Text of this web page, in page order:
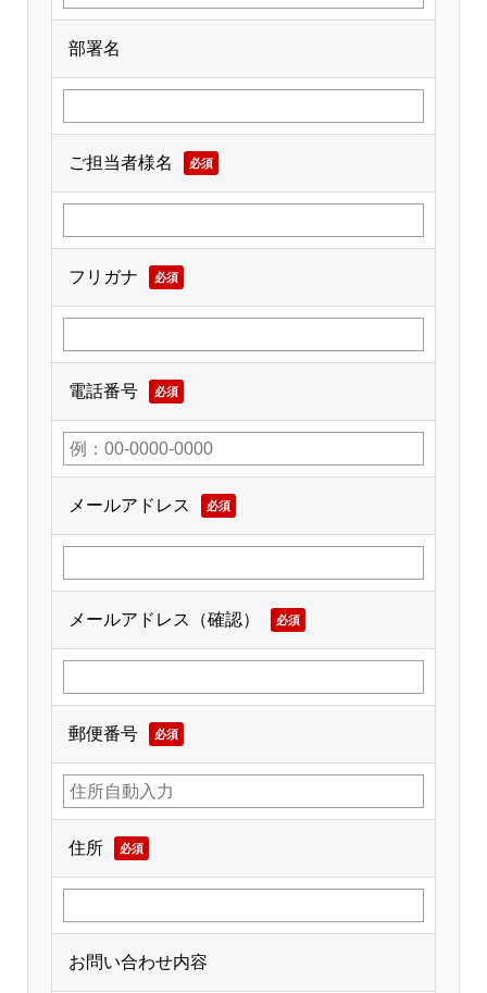
部署名
ご担当者様名 必須
フリガナ 必須
電話番号 必須
メールアドレス 必須
メールアドレス（確認） 必須
郵便番号 必須
住所 必須
お問い合わせ内容